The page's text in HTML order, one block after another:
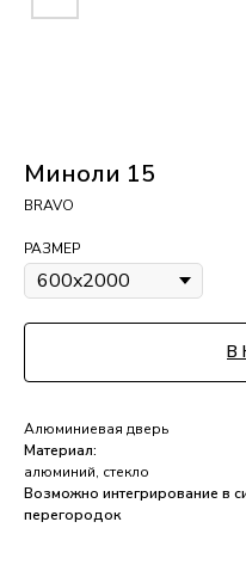
Миноли 15
BRAVO
РАЗМЕР
В
Алюминиевая дверь
Материал:
алюминий, стекло
Возможно интегрирование в
перегородок